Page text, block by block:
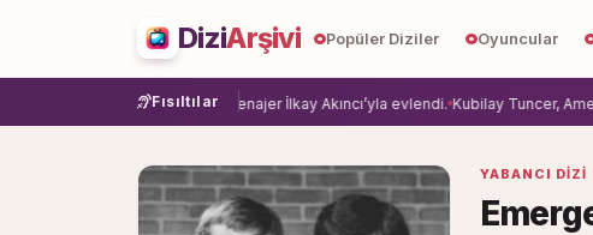
DiziArşivi Popüler Diziler Oyuncular
Fısıltılar
Damla Sönmez, menajer İlkay Akıncı’yla evlendi. Kubilay Tuncer,
YABANCI DIZI